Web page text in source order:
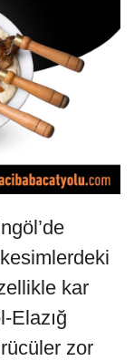
kar
Elazığ
zor